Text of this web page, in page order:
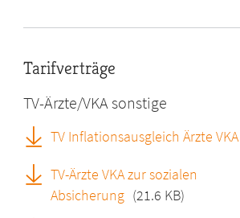
Tarifverträge
TV-Ärzte/VKA sonstige
TV Inflationsausgleich Ärzte VKA
TV-Ärzte VKA zur sozialen
Absicherung (21.6 KB)